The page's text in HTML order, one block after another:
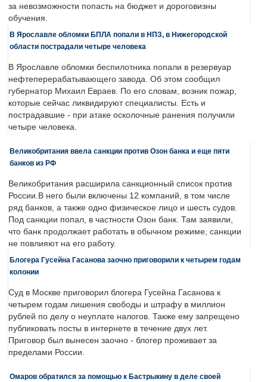
за невозможности попасть на бюджет и дороговизны
обучения.
В Ярославле обломки БПЛА попали в НПЗ, в Нижегородской
области пострадали четыре человека
В Ярославле обломки беспилотника попали в резервуар
нефтеперерабатывающего завода. Об этом сообщил
губернатор Михаил Евраев. По его словам, возник пожар,
которые сейчас ликвидируют специалисты. Есть и
пострадавшие - при атаке осколочные ранения получили
четыре человека.
Великобритания ввела санкции против Озон банка и еще пяти
банков из РФ
Великобритания расширила санкционный список против
России.В него были включены 12 компаний, в том числе
ряд банков, а также одно физическое лицо и шесть судов.
Под санкции попал, в частности Озон банк. Там заявили,
что банк продолжает работать в обычном режиме, санкции
не повлияют на его работу.
Блогера Гусейна Гасанова заочно приговорили к четырем годам
колонии
Суд в Москве приговорил блогера Гусейна Гасанова к
четырем годам лишения свободы и штрафу в миллион
рублей по делу о неуплате налогов. Также ему запрещено
публиковать посты в интернете в течение двух лет.
Приговор был вынесен заочно - блогер проживает за
пределами России.
Омаров обратился за помощью к Бастрыкину в деле своей